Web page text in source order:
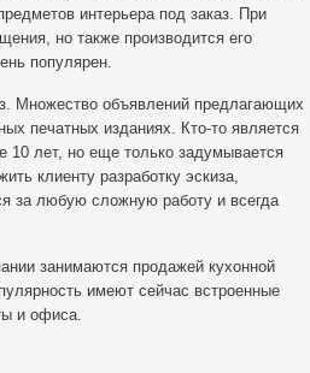
интерьера под заказ. При
но также производится его
популярен.
Множество объявлений предлагающих
печатных изданиях. Кто-то является
10 лет, но еще только задумывается
клиенту разработку эскиза,
за любую сложную работу и всегда
занимаются продажей кухонной
имеют сейчас встроенные
и офиса.